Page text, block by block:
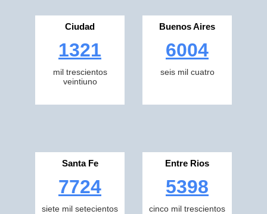
Ciudad
1321
mil trescientos
veintiuno
Buenos Aires
6004
seis mil cuatro
Santa Fe
7724
siete mil setecientos
Entre Rios
5398
cinco mil trescientos